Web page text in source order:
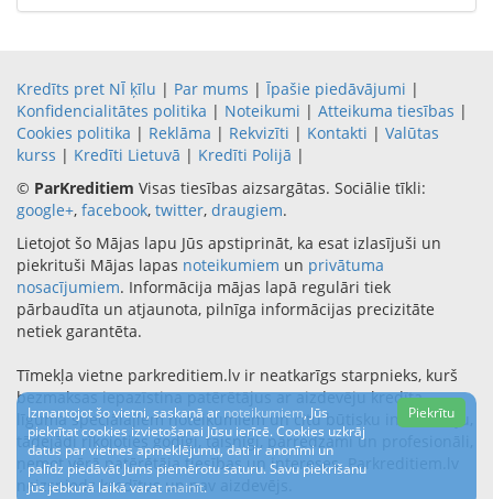
Kredīts pret NĪ ķīlu | Par mums | Īpašie piedāvājumi |
Konfidencialitātes politika | Noteikumi | Atteikuma tiesības |
Cookies politika | Reklāma | Rekvizīti | Kontakti | Valūtas
kurss | Kredīti Lietuvā | Kredīti Polijā |
© ParKreditiem Visas tiesības aizsargātas. Sociālie tīkli:
google+, facebook, twitter, draugiem.
Lietojot šo Mājas lapu Jūs apstiprināt, ka esat izlasījuši un
piekrituši Mājas lapas noteikumiem un privātuma
nosacījumiem. Informācija mājas lapā regulāri tiek
pārbaudīta un atjaunota, pilnīga informācijas precizitāte
netiek garantēta.
Tīmekļa vietne parkreditiem.lv ir neatkarīgs starpnieks, kurš
bezmaksas iepazīstina patērētājus ar aizdevēju kredīta
līguma speciālajiem noteikumiem un citu būtisku informāciju,
tādejādi rīkojoties godīgi, taisnīgi, pārredzami un profesionāli,
ņemot vērā patērētāja tiesības un intereses. Parkreditiem.lv
neizsniedz kredītus un nav aizdevējs.
Izmantojot šo vietni, saskaņā ar noteikumiem, Jūs
piekrītat cookies izvietošanai Jūsu ierīcē. Cookies uzkrāj
datus par vietnes apmeklējumu, dati ir anonīmi un
palīdz piedāvāt Jums piemērotu saturu. Savu piekrišanu
Jūs jebkurā laikā varat mainīt.
Piekrītu